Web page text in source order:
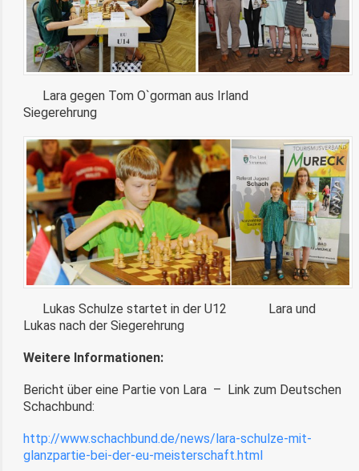
Lara gegen Tom O`gorman aus Irland
Siegerehrung
Lukas Schulze startet in der U12 Lara und
Lukas nach der Siegerehrung
Weitere Informationen:
Bericht über eine Partie von Lara – Link zum Deutschen
Schachbund:
http://www.schachbund.de/news/lara-schulze-mit-
glanzpartie-bei-der-eu-meisterschaft.html